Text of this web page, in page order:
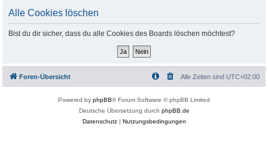
Alle Cookies löschen
Bist du dir sicher, dass du alle Cookies des Boards löschen möchtest?
Foren-Übersicht Alle Zeiten sind UTC+02:00
Powered by phpBB® Forum Software © phpBB Limited
Deutsche Übersetzung durch phpBB.de
Datenschutz| Nutzungsbedingungen